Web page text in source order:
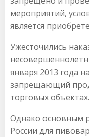
мероприятий,
является
Ужесточились
января 2013 года
запрещающий
торговых объектах.
Однако основным
России для